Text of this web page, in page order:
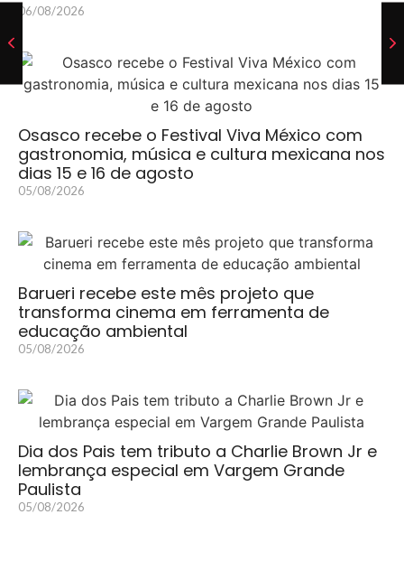
06/08/2026
Osasco recebe o Festival Viva México com
gastronomia, música e cultura mexicana nos
dias 15 e 16 de agosto
05/08/2026
Barueri recebe este mês projeto que
transforma cinema em ferramenta de
educação ambiental
05/08/2026
Dia dos Pais tem tributo a Charlie Brown Jr e
lembrança especial em Vargem Grande
Paulista
05/08/2026